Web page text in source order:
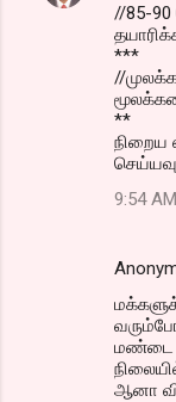
//85-
***
//
**
நிறைய
9:54 AM
மண்டை
ஆனா